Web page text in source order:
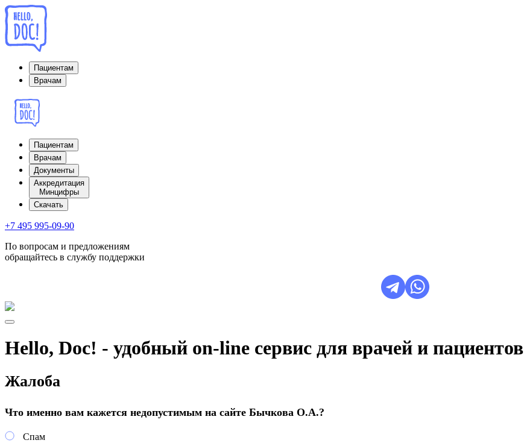
Пациентам
Врачам
Пациентам
Врачам
Документы
Аккредитация
Минцифры
Cкачать
+7 495 995-09-90
По вопросам и предложениям
обращайтесь в службу поддержки
Hello, Doc! - удобный on-line сервис для врачей и пациентов
Жалоба
Что именно вам кажется недопустимым на сайте Бычкова О.А.?
Спам